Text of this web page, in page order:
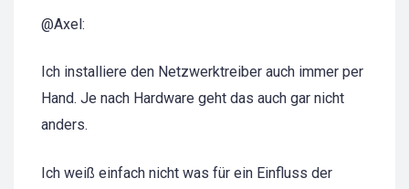
@Axel:
Ich installiere den Netzwerktreiber auch immer per
Hand. Je nach Hardware geht das auch gar nicht
anders.
Ich weiß einfach nicht was für ein Einfluss der